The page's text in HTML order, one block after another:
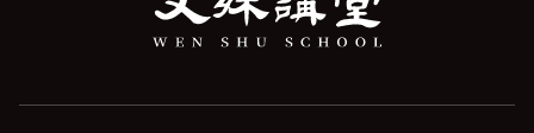
聯絡我們